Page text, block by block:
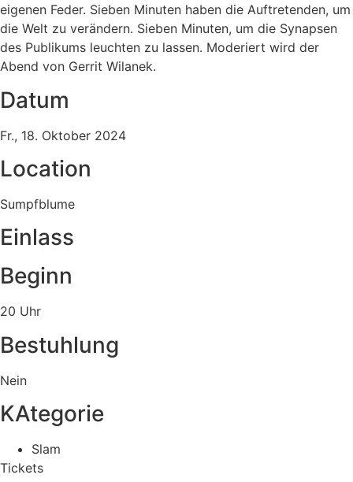
eigenen Feder. Sieben Minuten haben die Auftretenden, um
die Welt zu verändern. Sieben Minuten, um die Synapsen
des Publikums leuchten zu lassen. Moderiert wird der
Abend von Gerrit Wilanek.
Datum
Fr., 18. Oktober 2024
Location
Sumpfblume
Einlass
Beginn
20 Uhr
Bestuhlung
Nein
KAtegorie
Slam
Tickets